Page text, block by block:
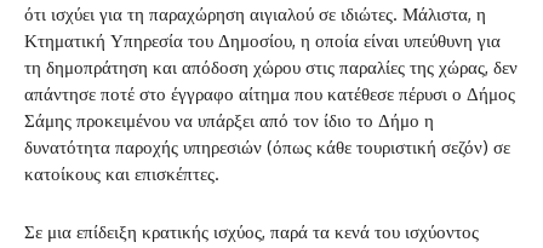
ότι ισχύει για τη παραχώρηση αιγιαλού σε ιδιώτες. Μάλιστα, η
Κτηματική Υπηρεσία του Δημοσίου, η οποία είναι υπεύθυνη για
τη δημοπράτηση και απόδοση χώρου στις παραλίες της χώρας, δεν
απάντησε ποτέ στο έγγραφο αίτημα που κατέθεσε πέρυσι ο Δήμος
Σάμης προκειμένου να υπάρξει από τον ίδιο το Δήμο η
δυνατότητα παροχής υπηρεσιών (όπως κάθε τουριστική σεζόν) σε
κατοίκους και επισκέπτες.
Σε μια επίδειξη κρατικής ισχύος, παρά τα κενά του ισχύοντος